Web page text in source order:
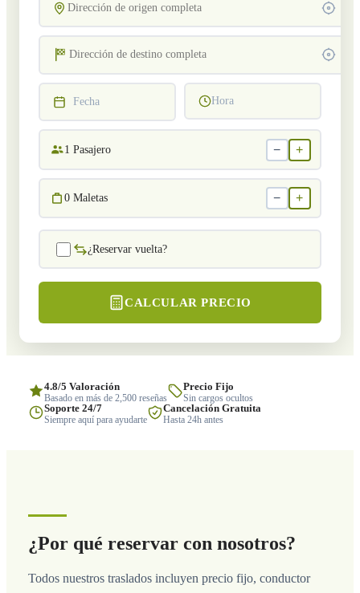
Fecha Hora
1 Pasajero − +
0 Maletas − +
¿Reservar vuelta?
CALCULAR PRECIO
4.8/5 Valoración
Basado en más de 2,500 reseñas
Precio Fijo
Sin cargos ocultos
Soporte 24/7
Siempre aquí para ayudarte
Cancelación Gratuita
Hasta 24h antes
¿Por qué reservar con nosotros?
Todos nuestros traslados incluyen precio fijo, conductor